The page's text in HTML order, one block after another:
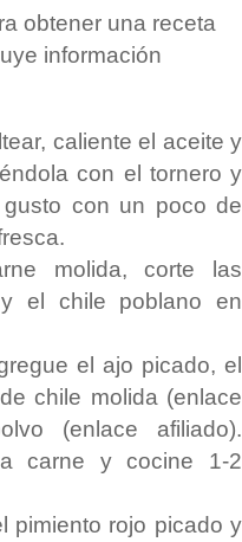
obtener una receta
información
caliente el aceite y
con el tornero y
con un poco de
molida, corte las
el chile poblano en
el ajo picado, el
chile molida (enlace
(enlace afiliado).
carne y cocine 1-2
pimiento rojo picado y